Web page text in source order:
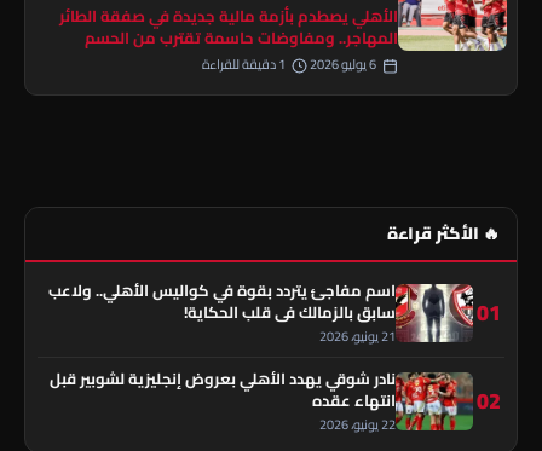
الأهلي يصطدم بأزمة مالية جديدة في صفقة الطائر
المهاجر.. ومفاوضات حاسمة تقترب من الحسم
🔥 الأكثر قراءة
01
اسم مفاجئ يتردد بقوة في كواليس الأهلي.. ولاعب
سابق بالزمالك في قلب الحكاية!
21 يونيو، 2026
02
نادر شوقي يهدد الأهلي بعروض إنجليزية لشوبير قبل
انتهاء عقده
22 يونيو، 2026